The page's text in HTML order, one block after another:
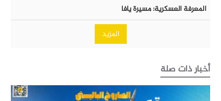
المعرفة العسكرية: مسيرة يافا
المزيد
أخبار ذات صلة